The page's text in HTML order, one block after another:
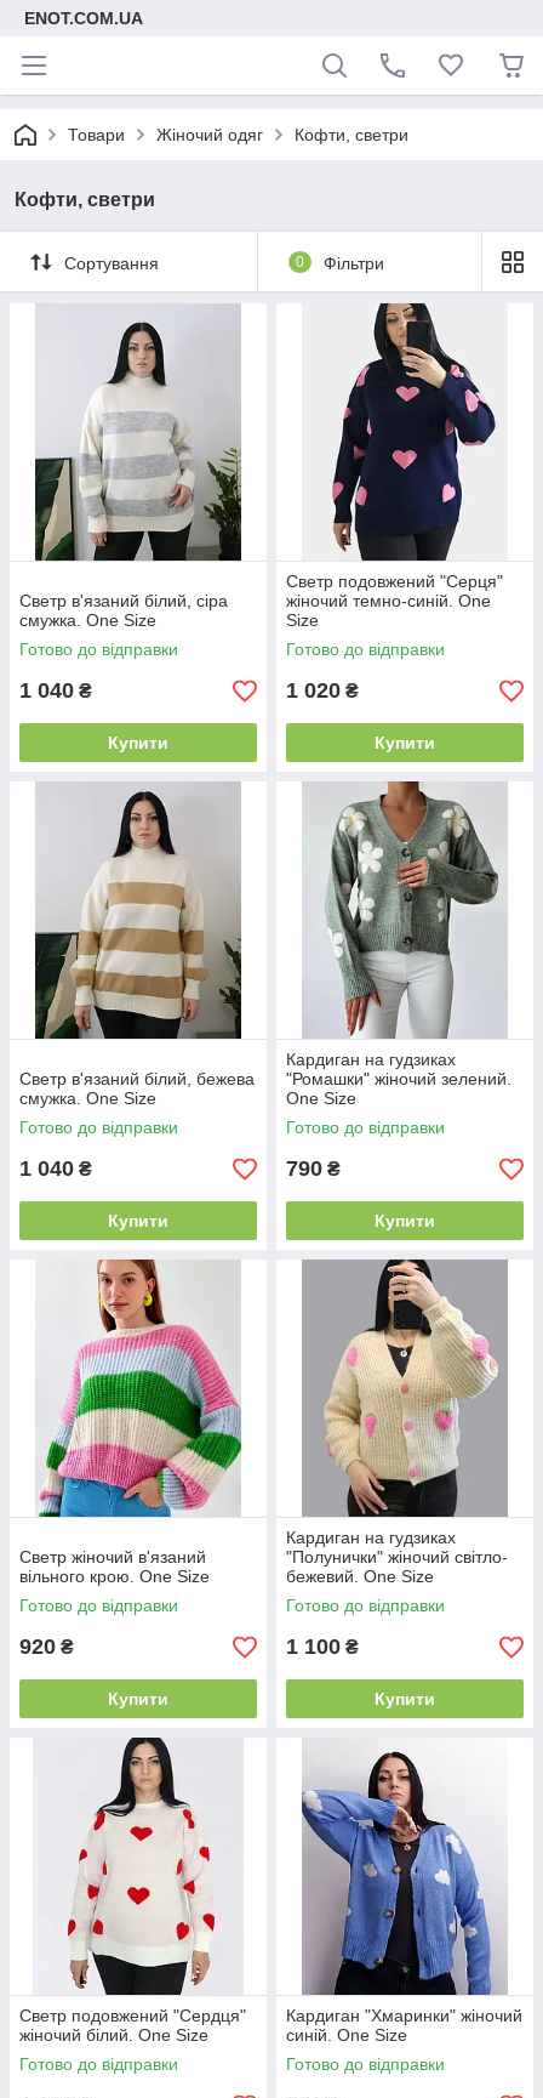
ENOT.COM.UA
Товари Жіночий одяг Кофти, светри
Кофти, светри
Сортування 0 Фільтри
Светр в'язаний білий, сіра
смужка. One Size
Готово до відправки
1 040 ₴
Купити
Светр подовжений "Серця"
жіночий темно-синій. One
Size
Готово до відправки
1 020 ₴
Купити
Светр в'язаний білий, бежева
смужка. One Size
Готово до відправки
1 040 ₴
Купити
Кардиган на гудзиках
"Ромашки" жіночий зелений.
One Size
Готово до відправки
790 ₴
Купити
Светр жіночий в'язаний
вільного крою. One Size
Готово до відправки
920 ₴
Купити
Кардиган на гудзиках
"Полунички" жіночий світло-
бежевий. One Size
Готово до відправки
1 100 ₴
Купити
Светр подовжений "Сердця"
жіночий білий. One Size
Готово до відправки
Кардиган "Хмаринки" жіночий
синій. One Size
Готово до відправки